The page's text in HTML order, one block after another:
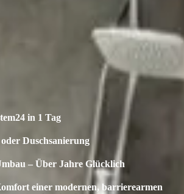
in 1 Tag
Duschsanierung
– Über Jahre Glücklich
einer modernen, barrierearmen